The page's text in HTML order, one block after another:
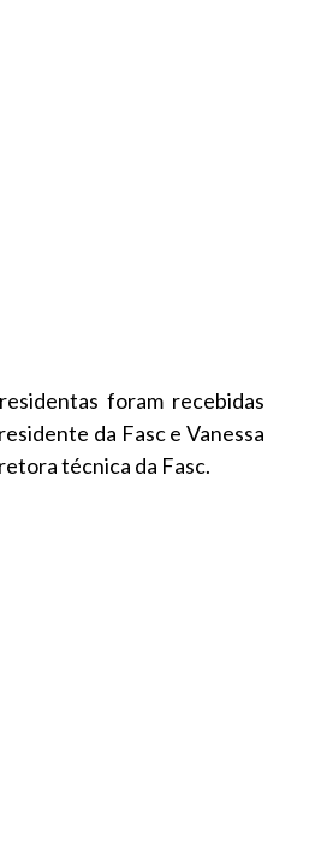
foram recebidas
da Fasc e Vanessa
técnica da Fasc.